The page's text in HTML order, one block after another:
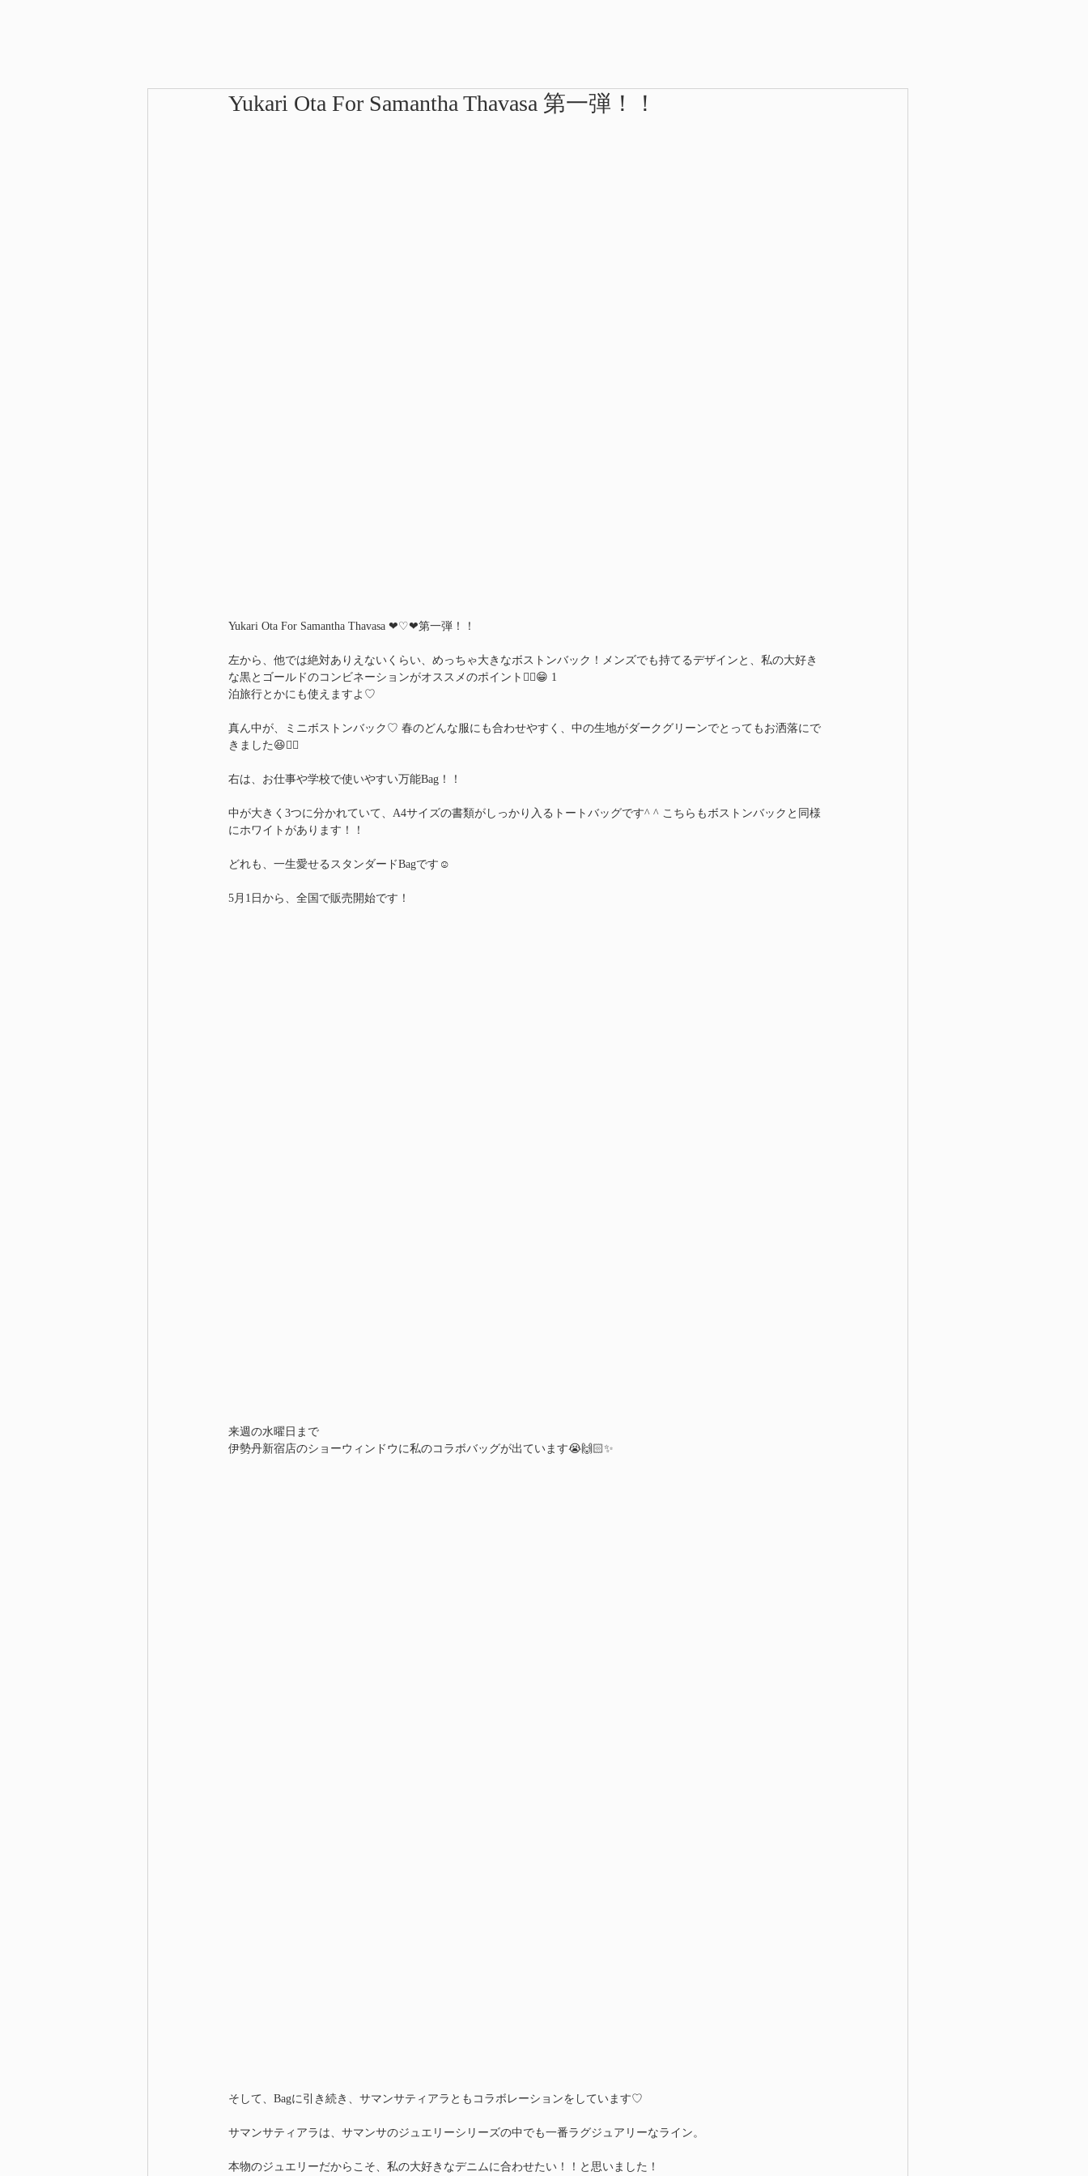
Yukari Ota For Samantha Thavasa 第一弾！！
Yukari Ota For Samantha Thavasa ❤︎♡❤︎第一弾！！
左から、他では絶対ありえないくらい、めっちゃ大きなボストンバック！メンズでも持てるデザインと、私の大好き
な黒とゴールドのコンビネーションがオススメのポイント☝🏻️😁 1
泊旅行とかにも使えますよ♡
真ん中が、ミニボストンバック♡ 春のどんな服にも合わせやすく、中の生地がダークグリーンでとってもお洒落にで
きました😆👍🏻
右は、お仕事や学校で使いやすい万能Bag！！
中が大きく3つに分かれていて、A4サイズの書類がしっかり入るトートバッグです^ ^ こちらもボストンバックと同様
にホワイトがあります！！
どれも、一生愛せるスタンダードBagです☺️
5月1日から、全国で販売開始です！
来週の水曜日まで
伊勢丹新宿店のショーウィンドウに私のコラボバッグが出ています😭🙌🏻✨
そして、Bagに引き続き、サマンサティアラともコラボレーションをしています♡
サマンサティアラは、サマンサのジュエリーシリーズの中でも一番ラグジュアリーなライン。
本物のジュエリーだからこそ、私の大好きなデニムに合わせたい！！と思いました！